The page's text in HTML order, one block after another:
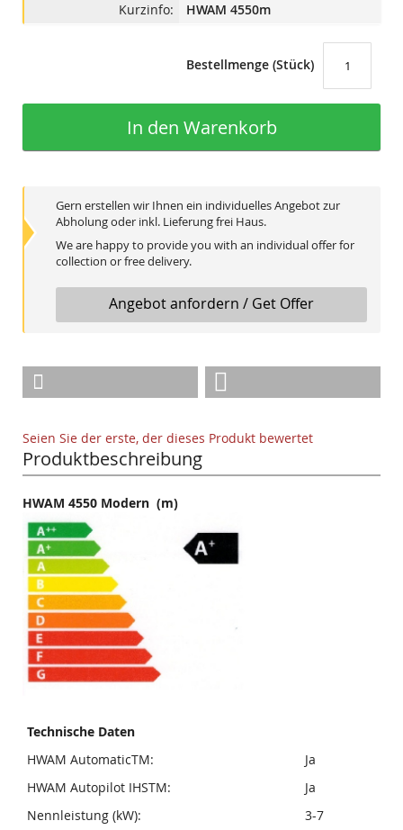
Kurzinfo:
HWAM 4550m
Bestellmenge (Stück)
In den Warenkorb
Gern erstellen wir Ihnen ein individuelles Angebot zur
Abholung oder inkl. Lieferung frei Haus.
We are happy to provide you with an individual offer for
collection or free delivery.
Angebot anfordern / Get Offer
Seien Sie der erste, der dieses Produkt bewertet
Produktbeschreibung
HWAM 4550 Modern (m)
Technische Daten
HWAM AutomaticTM:
Ja
HWAM Autopilot IHSTM:
Ja
Nennleistung (kW):
3-7